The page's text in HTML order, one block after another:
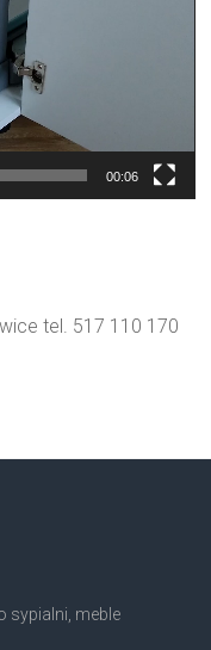
00:06
tel. 517 110 170
sypialni, meble